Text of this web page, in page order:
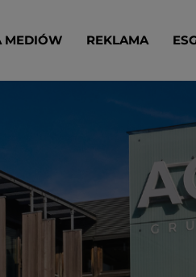
MEDIÓW REKLAMA